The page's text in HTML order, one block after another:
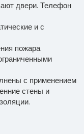
двери. Телефон
и с
пожара.
с применением
стены и